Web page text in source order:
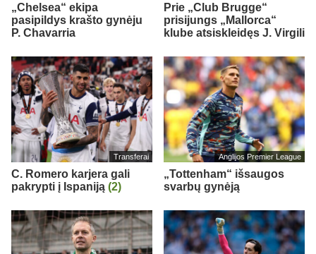
„Chelsea“ ekipa
pasipildys krašto gynėju
P. Chavarria
Prie „Club Brugge“
prisijungs „Mallorca“
klube atsiskleidęs J. Virgili
Transferai
C. Romero karjera gali
pakrypti į Ispaniją (2)
Anglijos Premier League
„Tottenham“ išsaugos
svarbų gynėją